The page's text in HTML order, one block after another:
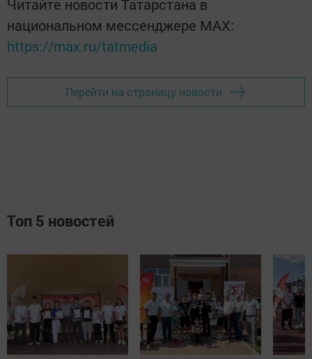
Читайте новости Татарстана в
национальном мессенджере MАХ:
https://max.ru/tatmedia
Перейти на страницу новости
Топ 5 новостей